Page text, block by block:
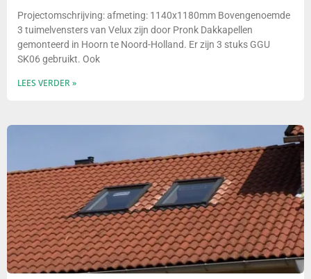
Projectomschrijving: afmeting: 1140x1180mm Bovengenoemde
3 tuimelvensters van Velux zijn door Pronk Dakkapellen
gemonteerd in Hoorn te Noord-Holland. Er zijn 3 stuks GGU
SK06 gebruikt. Ook
LEES VERDER »